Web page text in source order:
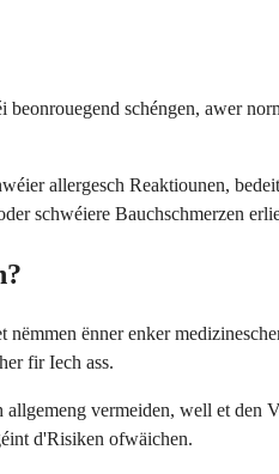
schéngen, awer
allergesch Reaktiounen,
schwéiere Bauchschmerzen
nëmmen ënner enker
fir Iech ass.
vermeiden, well et den
d'Risiken ofwäichen.